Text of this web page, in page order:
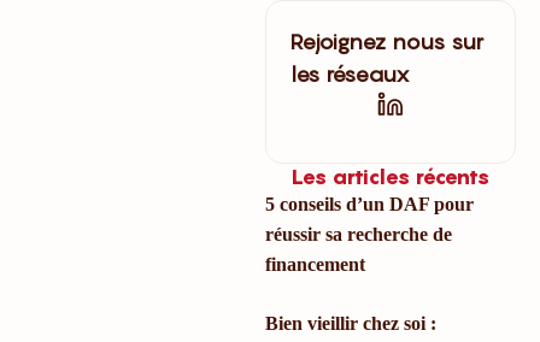
Rejoignez nous sur
les réseaux
Les articles récents
5 conseils d’un DAF pour
réussir sa recherche de
financement
Bien vieillir chez soi :